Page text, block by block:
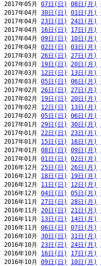
2017年05月 07日(日) 08日(月)
2017年04月 30日(日) 01日(月)
2017年04月 23日(日) 24日(月)
2017年04月 16日(日) 17日(月)
2017年04月 09日(日) 10日(月)
2017年04月 02日(日) 03日(月)
2017年03月 26日(日) 27日(月)
2017年03月 19日(日) 20日(月)
2017年03月 12日(日) 13日(月)
2017年03月 05日(日) 06日(月)
2017年02月 26日(日) 27日(月)
2017年02月 19日(日) 20日(月)
2017年02月 12日(日) 13日(月)
2017年02月 05日(日) 06日(月)
2017年01月 29日(日) 30日(月)
2017年01月 22日(日) 23日(月)
2017年01月 15日(日) 16日(月)
2017年01月 08日(日) 09日(月)
2017年01月 01日(日) 02日(月)
2016年12月 25日(日) 26日(月)
2016年12月 18日(日) 19日(月)
2016年12月 11日(日) 12日(月)
2016年12月 04日(日) 05日(月)
2016年11月 27日(日) 28日(月)
2016年11月 20日(日) 21日(月)
2016年11月 13日(日) 14日(月)
2016年11月 06日(日) 07日(月)
2016年10月 30日(日) 31日(月)
2016年10月 23日(日) 24日(月)
2016年10月 16日(日) 17日(月)
2016年10月 09日(日) 10日(月)